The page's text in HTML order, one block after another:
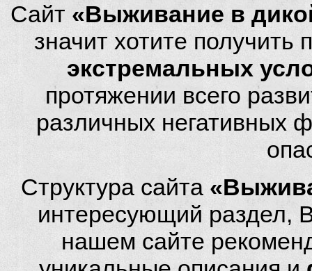
Сайт «Выживание в
значит хотите
экстремальных
протяжении всего
различных негативных
Структура сайта
интересующий раздел,
нашем сайте